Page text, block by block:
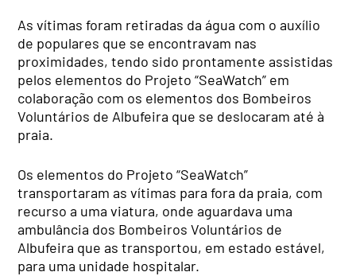
As vítimas foram retiradas da água com o auxílio
de populares que se encontravam nas
proximidades, tendo sido prontamente assistidas
pelos elementos do Projeto “SeaWatch” em
colaboração com os elementos dos Bombeiros
Voluntários de Albufeira que se deslocaram até à
praia.
Os elementos do Projeto “SeaWatch”
transportaram as vítimas para fora da praia, com
recurso a uma viatura, onde aguardava uma
ambulância dos Bombeiros Voluntários de
Albufeira que as transportou, em estado estável,
para uma unidade hospitalar.